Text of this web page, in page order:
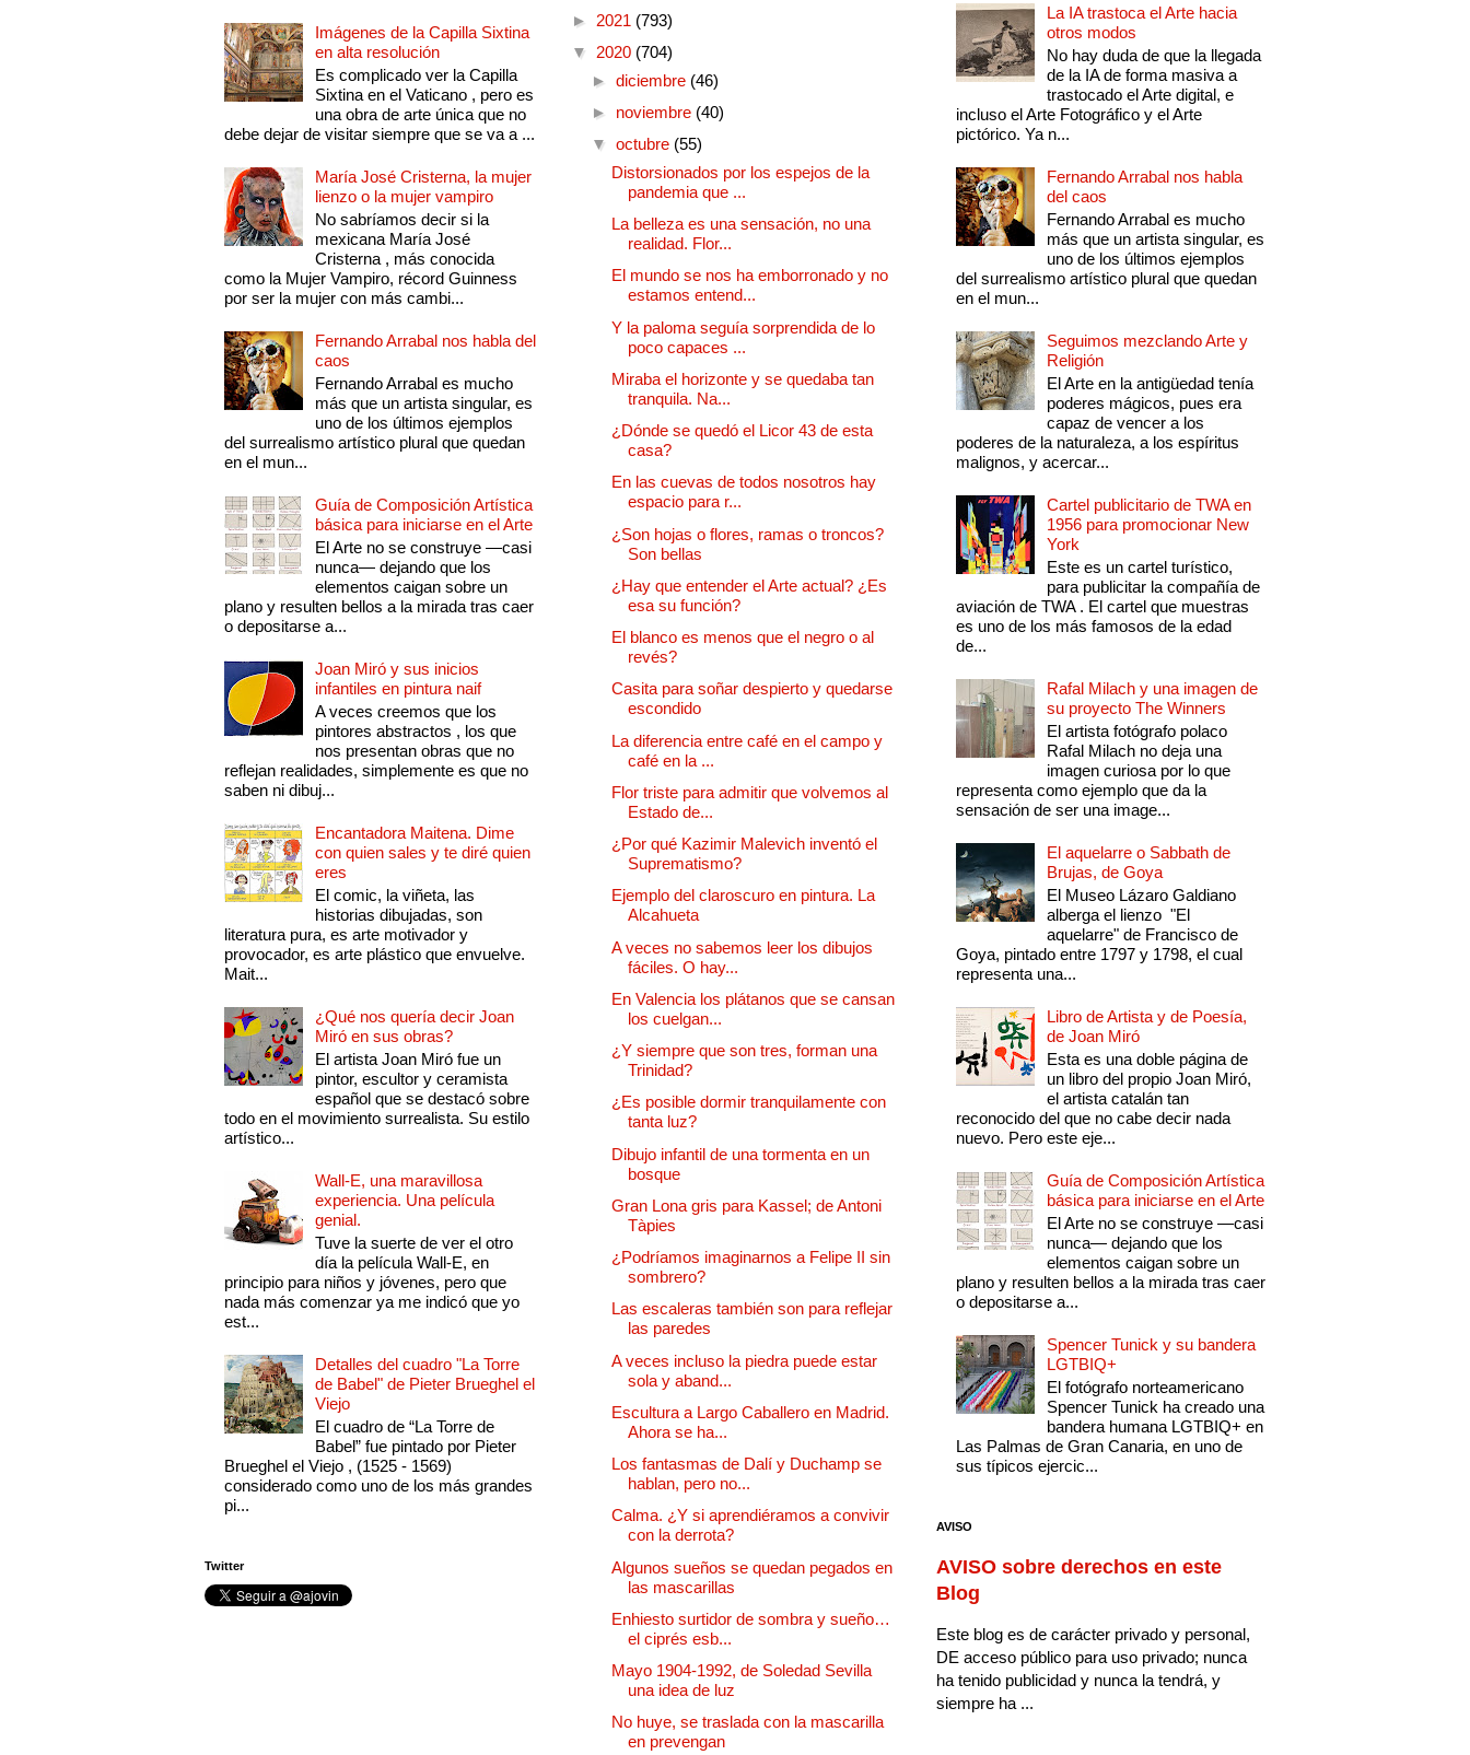
Imágenes de la Capilla Sixtina
en alta resolución
Es complicado ver la Capilla
Sixtina en el Vaticano , pero es
una obra de arte única que no
debe dejar de visitar siempre que se va a ...
María José Cristerna, la mujer
lienzo o la mujer vampiro
No sabríamos decir si la
mexicana María José
Cristerna , más conocida
como la Mujer Vampiro, récord Guinness
por ser la mujer con más cambi...
Fernando Arrabal nos habla del
caos
Fernando Arrabal es mucho
más que un artista singular, es
uno de los últimos ejemplos
del surrealismo artístico plural que quedan
en el mun...
Guía de Composición Artística
básica para iniciarse en el Arte
El Arte no se construye —casi
nunca— dejando que los
elementos caigan sobre un
plano y resulten bellos a la mirada tras caer
o depositarse a...
Joan Miró y sus inicios
infantiles en pintura naif
A veces creemos que los
pintores abstractos , los que
nos presentan obras que no
reflejan realidades, simplemente es que no
saben ni dibuj...
Encantadora Maitena. Dime
con quien sales y te diré quien
eres
El comic, la viñeta, las
historias dibujadas, son
literatura pura, es arte motivador y
provocador, es arte plástico que envuelve.
Mait...
¿Qué nos quería decir Joan
Miró en sus obras?
El artista Joan Miró fue un
pintor, escultor y ceramista
español que se destacó sobre
todo en el movimiento surrealista. Su estilo
artístico...
Wall-E, una maravillosa
experiencia. Una película
genial.
Tuve la suerte de ver el otro
día la película Wall-E, en
principio para niños y jóvenes, pero que
nada más comenzar ya me indicó que yo
est...
Detalles del cuadro "La Torre
de Babel" de Pieter Brueghel el
Viejo
El cuadro de “La Torre de
Babel” fue pintado por Pieter
Brueghel el Viejo , (1525 - 1569)
considerado como uno de los más grandes
pi...
Twitter
► 2021 (793)
▼ 2020 (704)
► diciembre (46)
► noviembre (40)
▼ octubre (55)
Distorsionados por los espejos de la
pandemia que ...
La belleza es una sensación, no una
realidad. Flor...
El mundo se nos ha emborronado y no
estamos entend...
Y la paloma seguía sorprendida de lo
poco capaces ...
Miraba el horizonte y se quedaba tan
tranquila. Na...
¿Dónde se quedó el Licor 43 de esta
casa?
En las cuevas de todos nosotros hay
espacio para r...
¿Son hojas o flores, ramas o troncos?
Son bellas
¿Hay que entender el Arte actual? ¿Es
esa su función?
El blanco es menos que el negro o al
revés?
Casita para soñar despierto y quedarse
escondido
La diferencia entre café en el campo y
café en la ...
Flor triste para admitir que volvemos al
Estado de...
¿Por qué Kazimir Malevich inventó el
Suprematismo?
Ejemplo del claroscuro en pintura. La
Alcahueta
A veces no sabemos leer los dibujos
fáciles. O hay...
En Valencia los plátanos que se cansan
los cuelgan...
¿Y siempre que son tres, forman una
Trinidad?
¿Es posible dormir tranquilamente con
tanta luz?
Dibujo infantil de una tormenta en un
bosque
Gran Lona gris para Kassel; de Antoni
Tàpies
¿Podríamos imaginarnos a Felipe II sin
sombrero?
Las escaleras también son para reflejar
las paredes
A veces incluso la piedra puede estar
sola y aband...
Escultura a Largo Caballero en Madrid.
Ahora se ha...
Los fantasmas de Dalí y Duchamp se
hablan, pero no...
Calma. ¿Y si aprendiéramos a convivir
con la derrota?
Algunos sueños se quedan pegados en
las mascarillas
Enhiesto surtidor de sombra y sueño…
el ciprés esb...
Mayo 1904-1992, de Soledad Sevilla
una idea de luz
No huye, se traslada con la mascarilla
en prevengan
La IA trastoca el Arte hacia
otros modos
No hay duda de que la llegada
de la IA de forma masiva a
trastocado el Arte digital, e
incluso el Arte Fotográfico y el Arte
pictórico. Ya n...
Fernando Arrabal nos habla
del caos
Fernando Arrabal es mucho
más que un artista singular, es
uno de los últimos ejemplos
del surrealismo artístico plural que quedan
en el mun...
Seguimos mezclando Arte y
Religión
El Arte en la antigüedad tenía
poderes mágicos, pues era
capaz de vencer a los
poderes de la naturaleza, a los espíritus
malignos, y acercar...
Cartel publicitario de TWA en
1956 para promocionar New
York
Este es un cartel turístico,
para publicitar la compañía de
aviación de TWA . El cartel que muestras
es uno de los más famosos de la edad
de...
Rafal Milach y una imagen de
su proyecto The Winners
El artista fotógrafo polaco
Rafal Milach no deja una
imagen curiosa por lo que
representa como ejemplo que da la
sensación de ser una image...
El aquelarre o Sabbath de
Brujas, de Goya
El Museo Lázaro Galdiano
alberga el lienzo "El
aquelarre" de Francisco de
Goya, pintado entre 1797 y 1798, el cual
representa una...
Libro de Artista y de Poesía,
de Joan Miró
Esta es una doble página de
un libro del propio Joan Miró,
el artista catalán tan
reconocido del que no cabe decir nada
nuevo. Pero este eje...
Guía de Composición Artística
básica para iniciarse en el Arte
El Arte no se construye —casi
nunca— dejando que los
elementos caigan sobre un
plano y resulten bellos a la mirada tras caer
o depositarse a...
Spencer Tunick y su bandera
LGTBIQ+
El fotógrafo norteamericano
Spencer Tunick ha creado una
bandera humana LGTBIQ+ en
Las Palmas de Gran Canaria, en uno de
sus típicos ejercic...
AVISO
AVISO sobre derechos en este
Blog
Este blog es de carácter privado y personal,
DE acceso público para uso privado; nunca
ha tenido publicidad y nunca la tendrá, y
siempre ha ...